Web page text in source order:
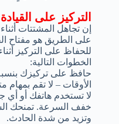
التركيز على القيادة
إن تجاهل المشتتات
على الطريق هو مفتاح
للحفاظ على التركيز
الخطوات التالية:
الأوقات – لا تقم بمهام
لا تستخدم هاتفك أو أي
خفف السرعة. تمنحك
وتزيد من شدة الحادث.